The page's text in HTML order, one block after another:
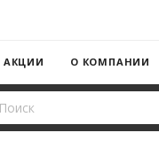
АКЦИИ О КОМПАНИИ